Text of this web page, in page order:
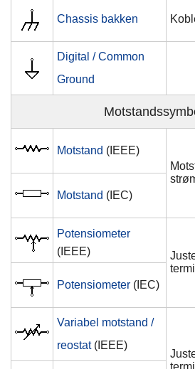
Chassis bakken
Digital / Common
Ground
Motstand (IEEE)
Motstand (IEC)
Potensiometer
(IEEE)
Potensiometer (IEC)
Variabel motstand /
reostat(IEEE)